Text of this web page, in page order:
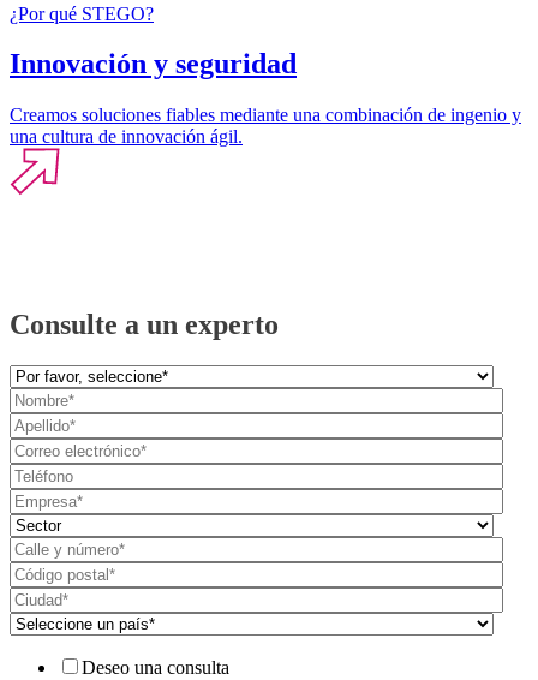
¿Por qué STEGO?
Innovación y seguridad
Creamos soluciones fiables mediante una combinación de ingenio y
una cultura de innovación ágil.
Consulte a un experto
Deseo una consulta